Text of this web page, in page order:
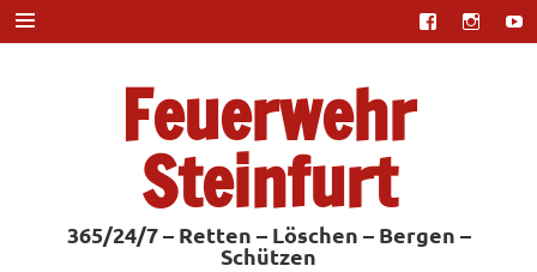
Zum
Inhalt
springen
Feuerwehr
Steinfurt
365/24/7 – Retten – Löschen – Bergen –
Schützen